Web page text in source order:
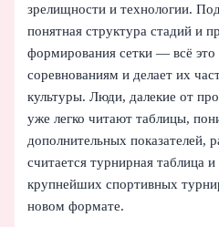
зрелищности и технологии.
понятная структура стадий и
формирования сетки — всё это
соревнованиям и делает их
культуры. Люди, далекие от
уже легко читают таблицы,
дополнительных показателей,
считается турнирная таблица
крупнейших спортивных
новом формате.